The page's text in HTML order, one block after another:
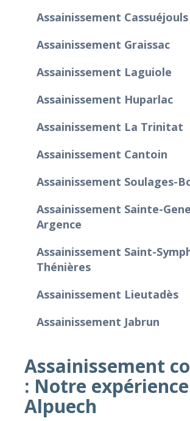
Assainissement Cassuéjouls
Assainissement Graissac
Assainissement Laguiole
Assainissement Huparlac
Assainissement La Trinitat
Assainissement Cantoin
Assainissement Soulages-
Assainissement Sainte-
Argence
Assainissement Saint-
Thénières
Assainissement Lieutadès
Assainissement Jabrun
Assainissement
: Notre
Alpuech